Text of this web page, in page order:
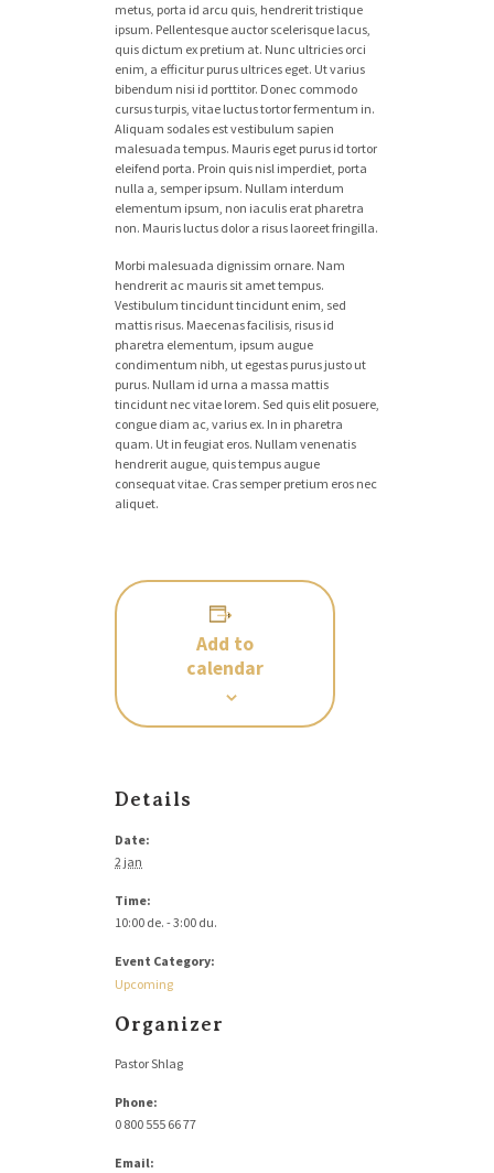
metus, porta id arcu quis, hendrerit tristique
ipsum. Pellentesque auctor scelerisque lacus,
quis dictum ex pretium at. Nunc ultricies orci
enim, a efficitur purus ultrices eget. Ut varius
bibendum nisi id porttitor. Donec commodo
cursus turpis, vitae luctus tortor fermentum in.
Aliquam sodales est vestibulum sapien
malesuada tempus. Mauris eget purus id tortor
eleifend porta. Proin quis nisl imperdiet, porta
nulla a, semper ipsum. Nullam interdum
elementum ipsum, non iaculis erat pharetra
non. Mauris luctus dolor a risus laoreet fringilla.
Morbi malesuada dignissim ornare. Nam
hendrerit ac mauris sit amet tempus.
Vestibulum tincidunt tincidunt enim, sed
mattis risus. Maecenas facilisis, risus id
pharetra elementum, ipsum augue
condimentum nibh, ut egestas purus justo ut
purus. Nullam id urna a massa mattis
tincidunt nec vitae lorem. Sed quis elit posuere,
congue diam ac, varius ex. In in pharetra
quam. Ut in feugiat eros. Nullam venenatis
hendrerit augue, quis tempus augue
consequat vitae. Cras semper pretium eros nec
aliquet.
Add to
calendar
Details
Date:
2 jan
Time:
10:00 de. - 3:00 du.
Event Category:
Upcoming
Organizer
Pastor Shlag
Phone:
0 800 555 66 77
Email: